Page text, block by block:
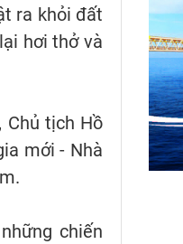
ra khỏi đất
hơi thở và
Chủ tịch Hồ
mới - Nhà
chiến